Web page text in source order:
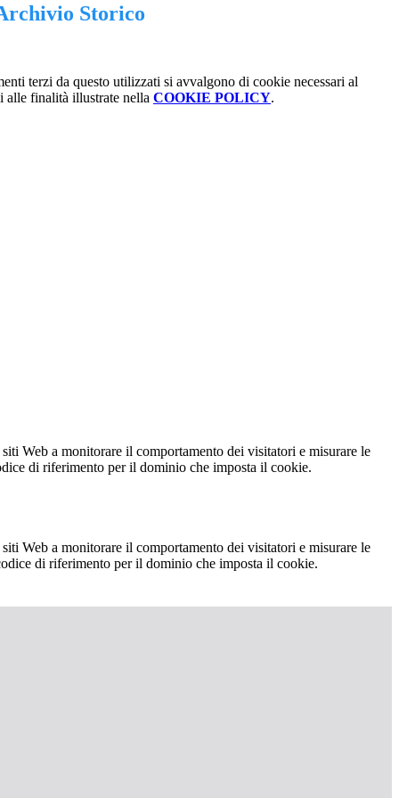
Storico
terzi da questo utilizzati si avvalgono di cookie necessari al
alle finalità illustrate nella COOKIE POLICY.
Web a monitorare il comportamento dei visitatori e misurare le
di riferimento per il dominio che imposta il cookie.
Web a monitorare il comportamento dei visitatori e misurare le
di riferimento per il dominio che imposta il cookie.